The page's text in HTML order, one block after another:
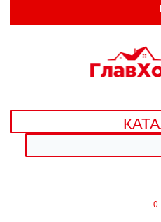
ДАЧА, САД И ОГОРОД
ДЕТСКИЕ ТОВАРЫ
0